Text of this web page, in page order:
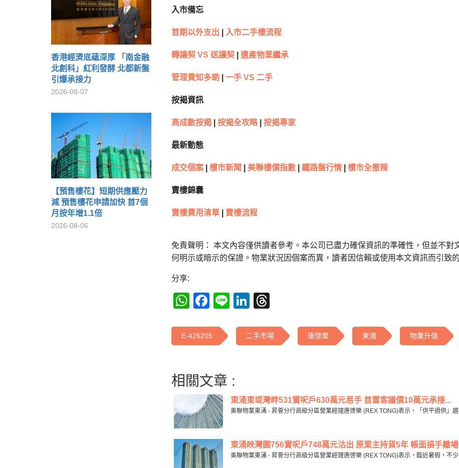
香港經濟底蘊深厚 「南金融
北創科」紅利發酵 北都新盤
引爆承接力
2026-08-07
【預售樓花】短期供應壓力
減 預售樓花申請加快 首7個
月按年增1.1倍
2026-08-06
入市備忘
首期以外支出 入市二手樓流程
轉讓契 VS 送讓契 遺產物業繼承
管理費知多啲 一手 VS 二手
按揭資訊
高成數按揭 按揭全攻略| 按揭專家
最新動態
成交個案 樓市新聞 美聯樓價指數 鐵路盤行情 樓市全撤辣
賣樓錦囊
賣樓費用清單 賣樓流程
免責聲明： 本文內容僅供讀者參考。本公司已盡力確保資訊的準確性，但並不
何明示或暗示的保證。物業狀況因個案而異，讀者因信賴或使用本文資訊而引致
分享:
WhatsApp
Facebook
LineLinkedIn
E-426205 二手市場 唐啓樂 東涌 物業升值
相關文章 :
東涌東堤灣畔531實呎戶630萬元易手 首置客議價10萬元承接...
美聯物業東涌 - 昇薈分行高級分區營業經理唐啓樂 (REX TONG)表示，「供平過供」
東涌映灣園756實呎戶748萬元沽出 原業主持貨5年 帳面損手離
美聯物業東涌 - 昇薈分行高級分區營業經理唐啓樂 (REX TONG)表示，臨近暑假，不